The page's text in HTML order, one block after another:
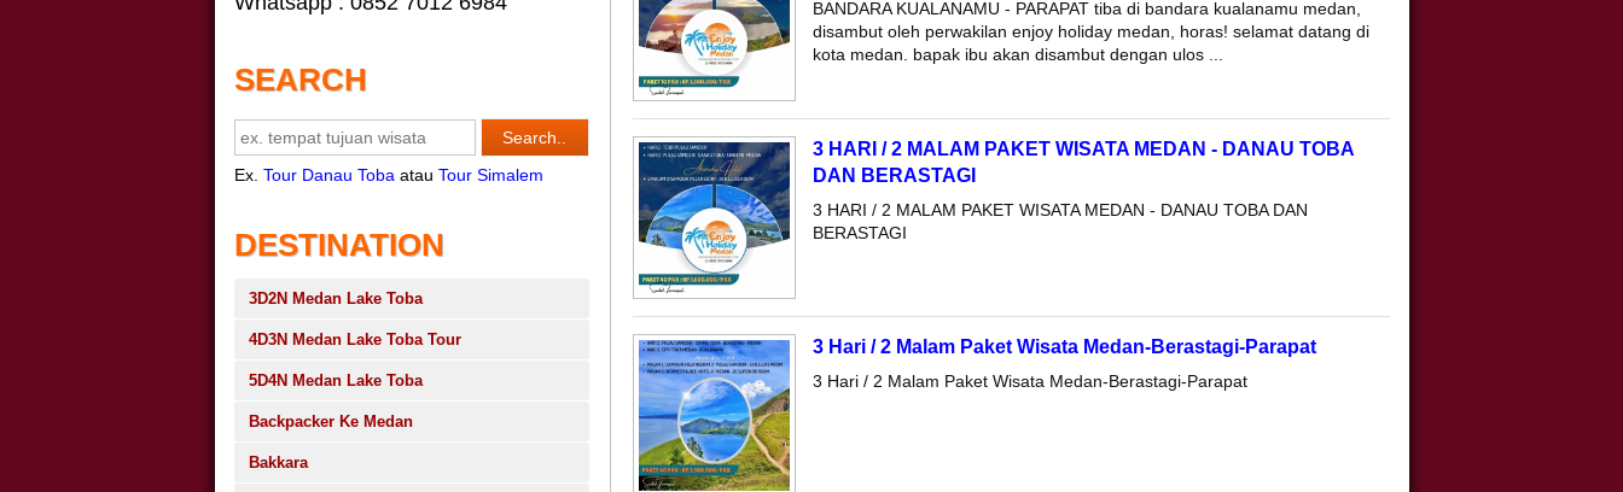
SEARCH
Ex. Tour Danau Toba atau Tour Simalem
DESTINATION
3D2N Medan Lake Toba
4D3N Medan Lake Toba Tour
5D4N Medan Lake Toba
Backpacker Ke Medan
Bakkara
BANDARA KUALANAMU - PARAPAT tiba di bandara kualanamu medan,
disambut oleh perwakilan enjoy holiday medan, horas! selamat datang di
kota medan. bapak ibu akan disambut dengan ulos ...
3 HARI / 2 MALAM PAKET WISATA MEDAN - DANAU TOBA
DAN BERASTAGI
3 HARI / 2 MALAM PAKET WISATA MEDAN - DANAU TOBA DAN
BERASTAGI
3 Hari / 2 Malam Paket Wisata Medan-Berastagi-Parapat
3 Hari / 2 Malam Paket Wisata Medan-Berastagi-Parapat